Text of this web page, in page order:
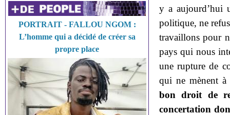
PORTRAIT - FALLOU NGOM :
L’homme qui a décidé de créer sa
propre place
y a aujourd’hui
politique, ne
travaillons pour
pays qui nous
une rupture de
qui ne mènent
bon droit de
concertation